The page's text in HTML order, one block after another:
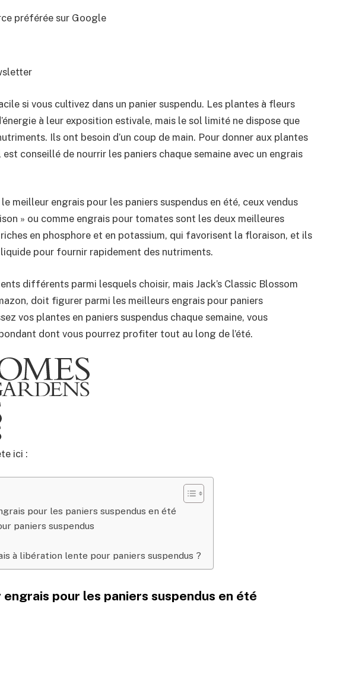
préférée sur Google
si vous cultivez dans un panier suspendu. Les plantes à fleurs
à leur exposition estivale, mais le sol limité ne dispose que
Ils ont besoin d’un coup de main. Pour donner aux plantes
conseillé de nourrir les paniers chaque semaine avec un engrais
le meilleur engrais pour les paniers suspendus en été, ceux vendus
» ou comme engrais pour tomates sont les deux meilleures
en phosphore et en potassium, qui favorisent la floraison, et ils
pour fournir rapidement des nutriments.
différents parmi lesquels choisir, mais Jack’s Classic Blossom
doit figurer parmi les meilleurs engrais pour paniers
vos plantes en paniers suspendus chaque semaine, vous
dont vous pourrez profiter tout au long de l’été.
ici :
pour les paniers suspendus en été
paniers suspendus
à libération lente pour paniers suspendus ?
pour les paniers suspendus en été